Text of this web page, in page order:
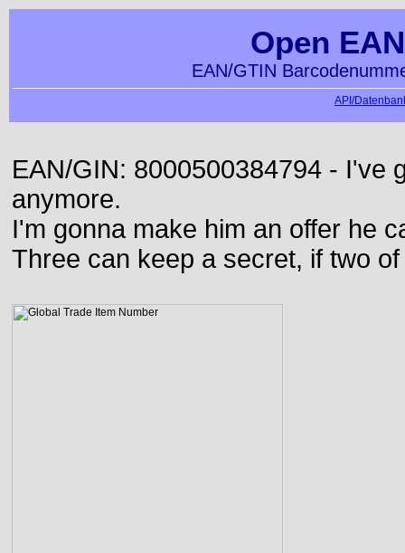
Open
EAN/GTIN
API/
EAN/GIN: 8000500384794 - I've
anymore.
I'm gonna make him an offer he
Three can keep a secret, if two